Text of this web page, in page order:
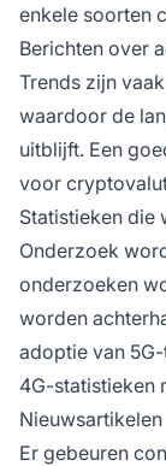
enkele soorten
Berichten over
Trends zijn
waardoor de
uitblijft. Een
voor
Statistieken die
Onderzoek
onderzoeken
worden
adoptie van
4G-statistieken
Nieuwsartikelen
Er gebeuren